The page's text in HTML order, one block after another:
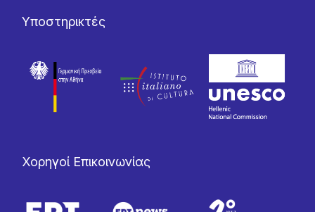
Υποστηρικτές
Χορηγοί Επικοινωνίας